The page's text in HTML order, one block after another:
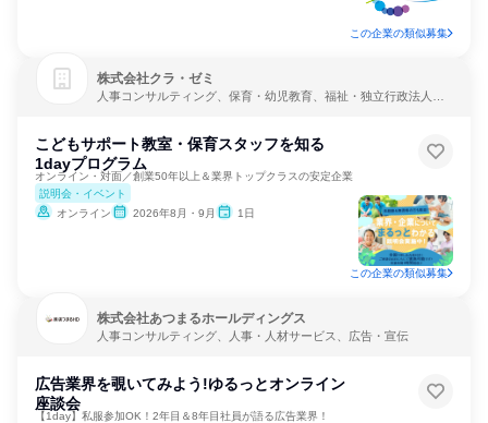
この企業の類似募集
株式会社クラ・ゼミ
人事コンサルティング、保育・幼児教育、福祉・独立行政法人・
こどもサポート教室・保育スタッフを知る
1dayプログラム
オンライン・対面／創業50年以上＆業界トップクラスの安定企業
説明会・イベント
オンライン
2026年8月・9月 1日
この企業の類似募集
株式会社あつまるホールディングス
人事コンサルティング、人事・人材サービス、広告・宣伝
広告業界を覗いてみよう!ゆるっとオンライン
座談会
【1day】私服参加OK！2年目＆8年目社員が語る広告業界！